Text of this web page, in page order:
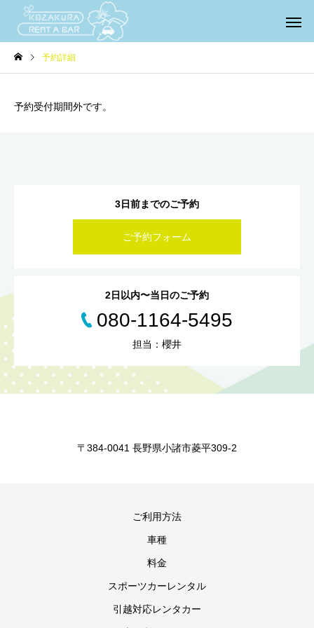
予約詳細
予約受付期間外です。
3日前までのご予約
ご予約フォーム
2日以内〜当日のご予約
080-1164-5495
担当：櫻井
〒384-0041 長野県小諸市菱平309-2
ご利用方法
車種
料金
スポーツカーレンタル
引越対応レンタカー